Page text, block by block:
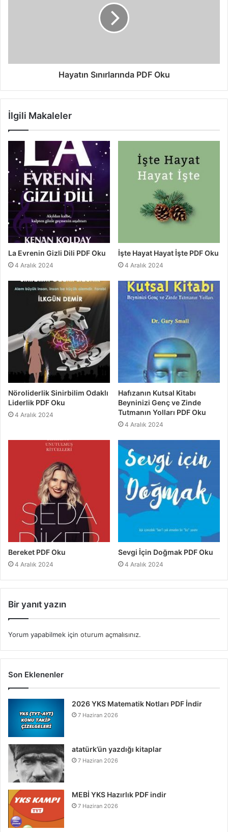
Hayatın Sınırlarında PDF Oku
İlgili Makaleler
La Evrenin Gizli Dili PDF Oku
4 Aralık 2024
İşte Hayat Hayat İşte PDF Oku
4 Aralık 2024
Nöroliderlik Sinirbilim Odaklı
Liderlik PDF Oku
4 Aralık 2024
Hafızanın Kutsal Kitabı
Beyninizi Genç ve Zinde
Tutmanın Yolları PDF Oku
4 Aralık 2024
Bereket PDF Oku
4 Aralık 2024
Sevgi İçin Doğmak PDF Oku
4 Aralık 2024
Bir yanıt yazın
Yorum yapabilmek için oturum açmalısınız.
Son Eklenenler
2026 YKS Matematik Notları PDF İndir
7 Haziran 2026
atatürk’ün yazdığı kitaplar
7 Haziran 2026
MEBİ YKS Hazırlık PDF indir
7 Haziran 2026